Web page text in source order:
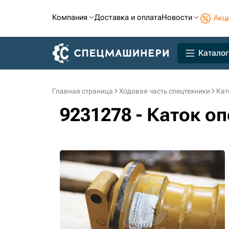
Компания Доставка и оплатаНовости
Каталог
Главная страница Ходовая часть спецтехники
9231278 - Каток